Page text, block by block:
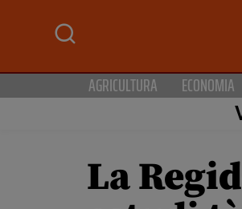
AGRICULTURA ECONOMIA
La